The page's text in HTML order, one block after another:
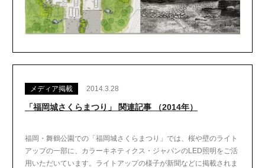
メディア掲載 2014.3.28
「福岡城さくらまつり」 関連記事 （2014年）
福岡・舞鶴公園での「福岡城さくらまつり」では、桜や壁のライト
アップの一部に、カラーキネティクス・ジャパンのLED照明をご活
用いただいています。ライトアップの様子が新聞などに掲載されま